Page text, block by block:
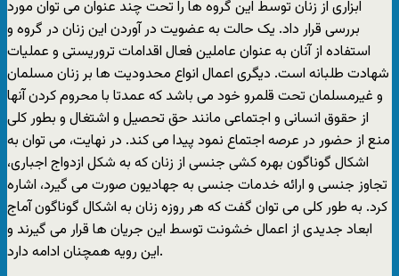
ابزاری از زنان توسط این گروه ها را تحت چند عنوان می توان مورد
بررسی قرار داد. یک حالت به عضویت در آوردن این زنان در گروه و
استفاده از آنان به عنوان عاملین فعال اقدامات تروریستی و عملیات
شهادت طلبانه است. دیگری اعمال انواع محدودیت ها بر زنان مسلمان
و غیرمسلمان تحت قلمرو خود می باشد که عمدتا با محروم کردن آنها
از حقوق انسانی و اجتماعی مانند حق تحصیل و اشتغال و بطور کلی
منع از حضور در عرصه اجتماع نمود پیدا می کند. در نهایت، می توان به
اشکال گوناگون بهره کشی جنسی از زنان که به شکل ازدواج اجباری،
تجاوز جنسی و ارائه خدمات جنسی به جهادیون صورت می گیرد، اشاره
کرد. به طور کلی می توان گفت که هر روزه زنان به اشکال گوناگون آماج
ابعاد جدیدی از اعمال خشونت توسط این جریان ها قرار می گیرند و
این رویه همچنان ادامه دارد.